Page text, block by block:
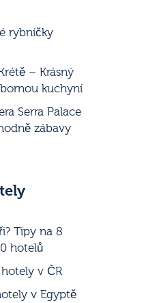
rybníčky
– Krásný
kuchyní
Serra Palace
zábavy
Tipy na 8
hotelů
v ČR
v Egyptě